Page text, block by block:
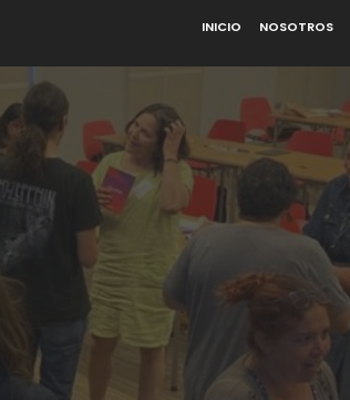
INICIO NOSOTROS